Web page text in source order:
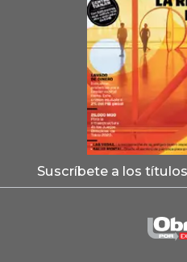
Suscríbete a los